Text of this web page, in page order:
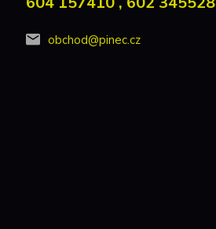
obchod@pinec.cz